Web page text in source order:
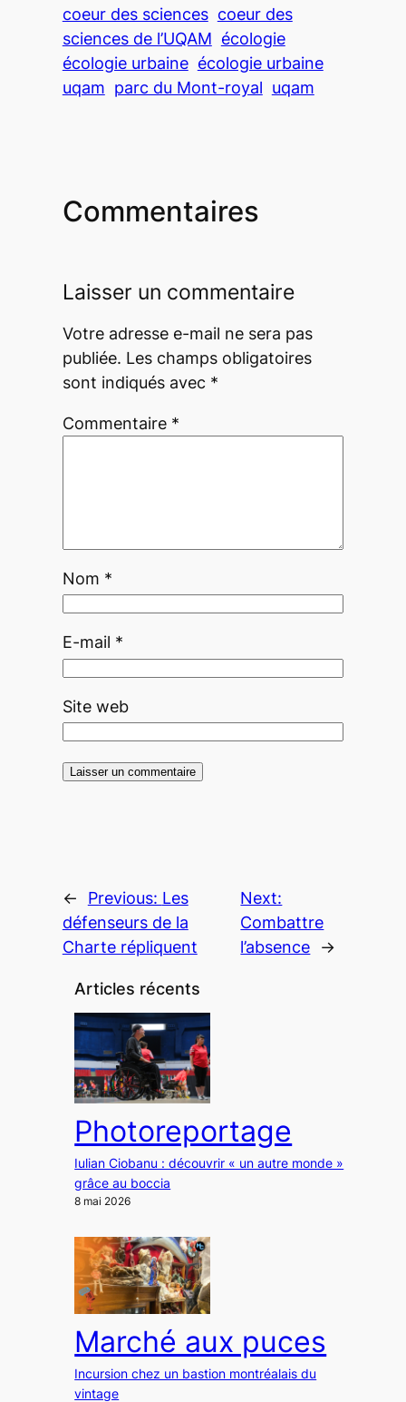
coeur des sciences coeur des
sciences de l’UQAM écologie
écologie urbaine écologie urbaine
uqam parc du Mont-royal uqam
Commentaires
Laisser un commentaire
Votre adresse e-mail ne sera pas
publiée. Les champs obligatoires
sont indiqués avec *
Commentaire *
Nom *
E-mail *
Site web
← Previous: Les
défenseurs de la
Charte répliquent
Next:
Combattre
l’absence
→
Articles récents
Photoreportage
Iulian Ciobanu : découvrir « un autre monde »
grâce au boccia
8 mai 2026
Marché aux puces
Incursion chez un bastion montréalais du
vintage